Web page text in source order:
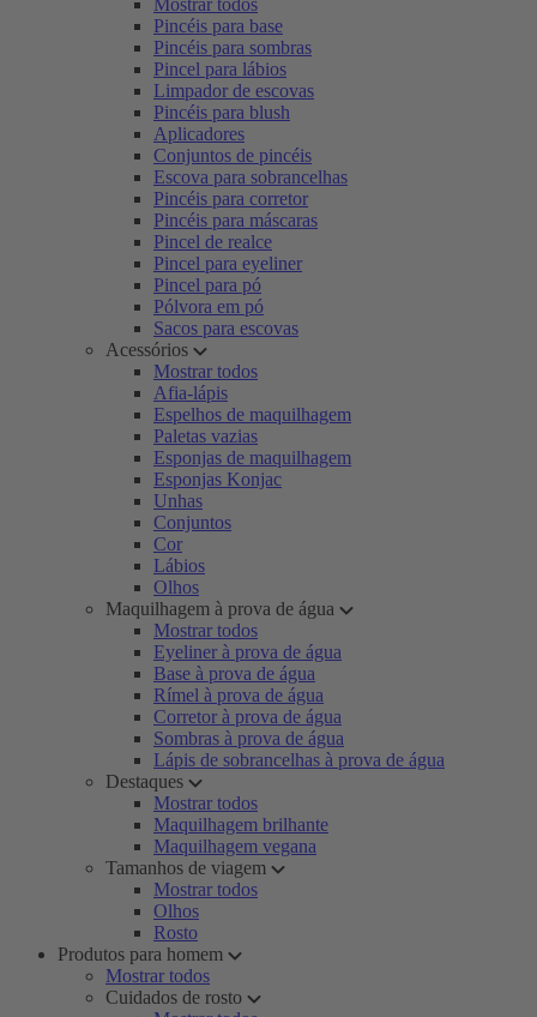
Mostrar todos
Pincéis para base
Pincéis para sombras
Pincel para lábios
Limpador de escovas
Pincéis para blush
Aplicadores
Conjuntos de pincéis
Escova para sobrancelhas
Pincéis para corretor
Pincéis para máscaras
Pincel de realce
Pincel para eyeliner
Pincel para pó
Pólvora em pó
Sacos para escovas
Acessórios
Mostrar todos
Afia-lápis
Espelhos de maquilhagem
Paletas vazias
Esponjas de maquilhagem
Esponjas Konjac
Unhas
Conjuntos
Cor
Lábios
Olhos
Maquilhagem à prova de água
Mostrar todos
Eyeliner à prova de água
Base à prova de água
Rímel à prova de água
Corretor à prova de água
Sombras à prova de água
Lápis de sobrancelhas à prova de água
Destaques
Mostrar todos
Maquilhagem brilhante
Maquilhagem vegana
Tamanhos de viagem
Mostrar todos
Olhos
Rosto
Produtos para homem
Mostrar todos
Cuidados de rosto